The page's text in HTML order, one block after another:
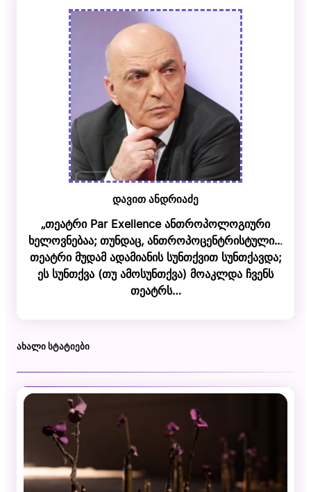
დავით ანდრიაძე
„თეატრი Par Exellence ანთროპოლოგიური
ხელოვნებაა; თუნდაც, ანთროპოცენტრისტული...
თეატრი მუდამ ადამიანის სუნთქვით სუნთქავდა;
ეს სუნთქვა (თუ ამოსუნთქვა) მოაკლდა ჩვენს
თეატრს…
ᲐᲮᲐᲚᲘ ᲡᲢᲐᲢᲘᲔᲑᲘ